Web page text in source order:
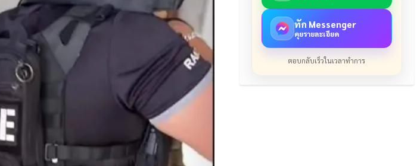
ทัก Messenger
คุยรายละเอียด
ตอบกลับเร็วในเวลาทำการ